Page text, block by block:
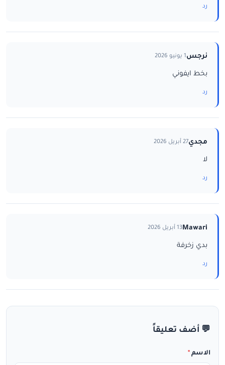
رد
نرجس1 يونيو 2026
بخط ايفوني
رد
مجدي27 أبريل 2026
لا
رد
Mawari13 أبريل 2026
بدي زخرفة
رد
💬 أضف تعليقاً
الاسم *